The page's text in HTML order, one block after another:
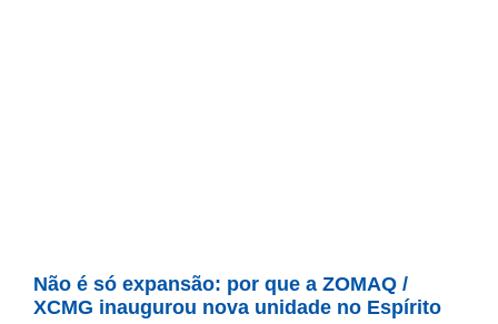
Não é só expansão: por que a ZOMAQ /
XCMG inaugurou nova unidade no Espírito